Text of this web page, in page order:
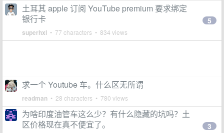
土耳其 apple 订阅 YouTube premium 要求绑定
银行卡
superhxl • 77 characters • 834 views
5
求一个 Youtube 车。什么区无所谓
readman • 28 characters • 780 views
为啥印度油管车这么少？有什么隐藏的坑吗？土
区价格现在真不便宜了。
3